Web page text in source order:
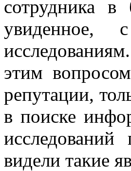
сотрудника
этим
репутации,
в поиске
видели такие